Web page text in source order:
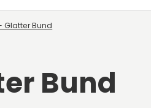
Glatter Bund
Bund